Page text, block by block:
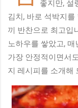
좋지만, 설
김치, 바로 석박지
끼 반찬으로 최고입
노하우를 쌓았고,
가장 안정적이면서
지 레시피를 소개해